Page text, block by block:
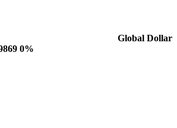
Global Dollar
0%